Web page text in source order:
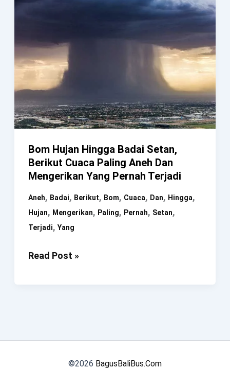
Benar-
Benar
Bom Hujan Hingga Badai Setan,
Berikut Cuaca Paling Aneh Dan
Mengerikan Yang Pernah Terjadi
Aneh, Badai, Berikut, Bom, Cuaca, Dan, Hingga,
Hujan, Mengerikan, Paling, Pernah, Setan,
Terjadi, Yang
Bom
Read Post »
©2026 BagusBaliBus.Com